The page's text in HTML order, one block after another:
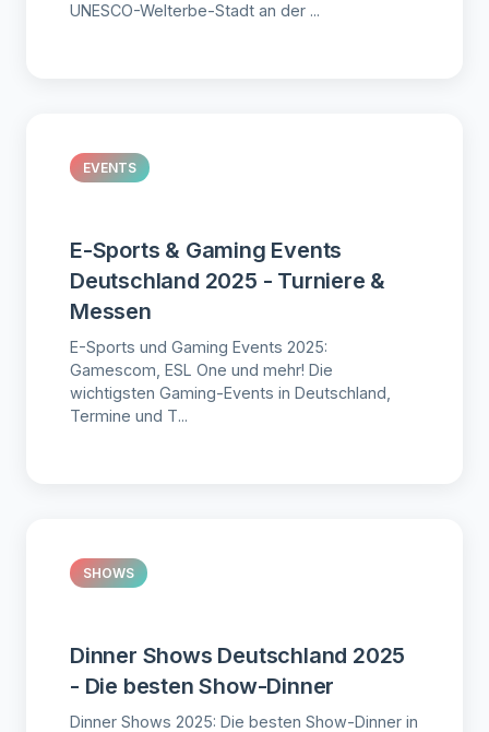
UNESCO-Welterbe-Stadt an der ...
EVENTS
E-Sports & Gaming Events
Deutschland 2025 - Turniere &
Messen
E-Sports und Gaming Events 2025:
Gamescom, ESL One und mehr! Die
wichtigsten Gaming-Events in Deutschland,
Termine und T...
SHOWS
Dinner Shows Deutschland 2025
- Die besten Show-Dinner
Dinner Shows 2025: Die besten Show-Dinner in